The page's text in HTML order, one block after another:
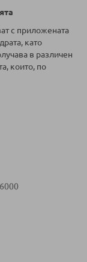
с приложената
като
в различен
които, по